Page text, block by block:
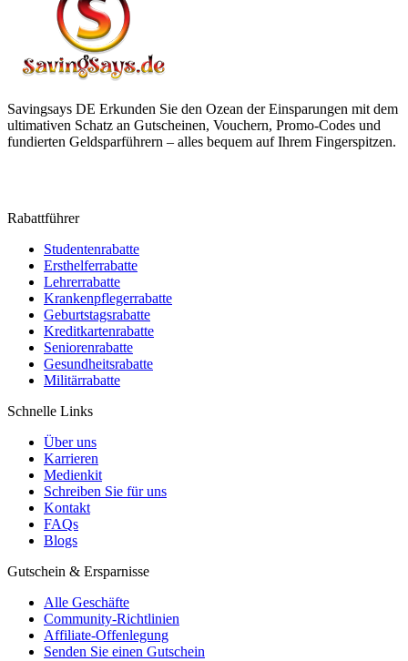
Savingsays DE Erkunden Sie den Ozean der Einsparungen mit dem
ultimativen Schatz an Gutscheinen, Vouchern, Promo-Codes und
fundierten Geldsparführern – alles bequem auf Ihrem Fingerspitzen.
Rabattführer
Studentenrabatte
Ersthelferrabatte
Lehrerrabatte
Krankenpflegerrabatte
Geburtstagsrabatte
Kreditkartenrabatte
Seniorenrabatte
Gesundheitsrabatte
Militärrabatte
Schnelle Links
Über uns
Karrieren
Medienkit
Schreiben Sie für uns
Kontakt
FAQs
Blogs
Gutschein & Ersparnisse
Alle Geschäfte
Community-Richtlinien
Affiliate-Offenlegung
Senden Sie einen Gutschein